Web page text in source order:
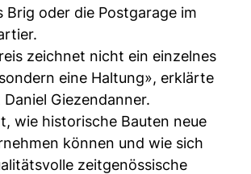
Brig oder die Postgarage im
zeichnet nicht ein einzelnes
eine Haltung», erklärte
Giezendanner.
wie historische Bauten neue
können und wie sich
zeitgenössische